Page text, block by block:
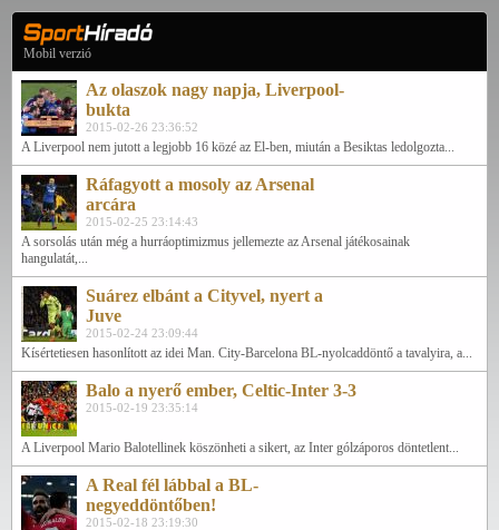
Mobil verzió
Az olaszok nagy napja, Liverpool-
bukta
2015-02-26 23:36:52
A Liverpool nem jutott a legjobb 16 közé az El-ben, miután a Besiktas ledolgozta...
Ráfagyott a mosoly az Arsenal
arcára
2015-02-25 23:14:43
A sorsolás után még a hurráoptimizmus jellemezte az Arsenal játékosainak
hangulatát,...
Suárez elbánt a Cityvel, nyert a
Juve
2015-02-24 23:09:44
Kísértetiesen hasonlított az idei Man. City-Barcelona BL-nyolcaddöntő a tavalyira, a...
Balo a nyerő ember, Celtic-Inter 3-3
2015-02-19 23:35:14
A Liverpool Mario Balotellinek köszönheti a sikert, az Inter gólzáporos döntetlent...
A Real fél lábbal a BL-
negyeddöntőben!
2015-02-18 23:19:30